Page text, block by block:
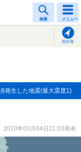
検索 メニュー
現在地
発生した地震(最大震度1)
2010年03月04日21:03発表